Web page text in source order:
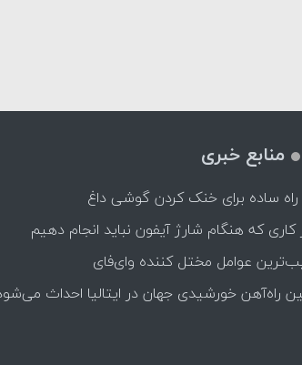
منابع خبری
ساده برای خنک کردن گوشی داغ
کاری که هنگام شارژ آیفون نباید انجام دهیم
عوامل مختل کننده وای‌فای
راه‌آهن خورشیدی جهان در ایتالیا احداث